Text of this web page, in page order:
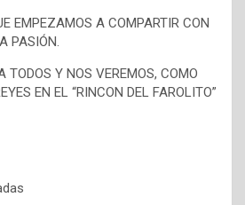
EMPEZAMOS A COMPARTIR CON
PASIÓN.
TODOS Y NOS VEREMOS, COMO
EN EL “RINCON DEL FAROLITO”